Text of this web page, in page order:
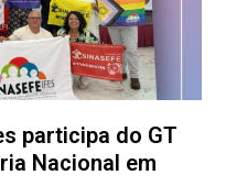
participa do GT
Nacional em